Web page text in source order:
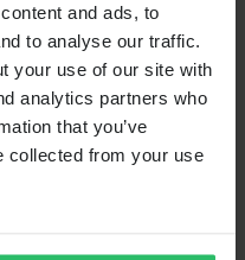
and ads, to
to analyse our traffic.
your use of our site with
analytics partners who
that you’ve
collected from your use
AB